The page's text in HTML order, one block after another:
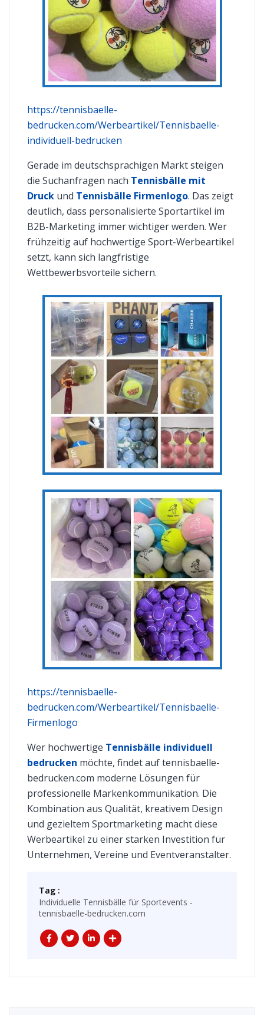
https://tennisbaelle-
bedrucken.com/Werbeartikel/Tennisbaelle-
individuell-bedrucken
Gerade im deutschsprachigen Markt steigen
die Suchanfragen nach Tennisbälle mit
Druck und Tennisbälle Firmenlogo. Das zeigt
deutlich, dass personalisierte Sportartikel im
B2B-Marketing immer wichtiger werden. Wer
frühzeitig auf hochwertige Sport-Werbeartikel
setzt, kann sich langfristige
Wettbewerbsvorteile sichern.
https://tennisbaelle-
bedrucken.com/Werbeartikel/Tennisbaelle-
Firmenlogo
Wer hochwertige Tennisbälle individuell
bedrucken möchte, findet auf tennisbaelle-
bedrucken.com moderne Lösungen für
professionelle Markenkommunikation. Die
Kombination aus Qualität, kreativem Design
und gezieltem Sportmarketing macht diese
Werbeartikel zu einer starken Investition für
Unternehmen, Vereine und Eventveranstalter.
Tag :
Individuelle Tennisbälle für Sportevents -
tennisbaelle-bedrucken.com